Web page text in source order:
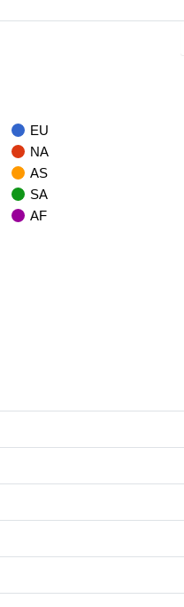
EU
NA
AS
SA
AF